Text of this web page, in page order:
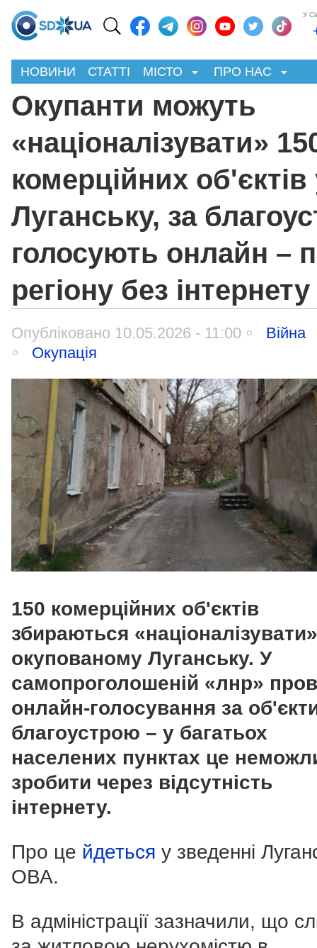
У
НОВИНИ СТАТТІ МІСТО ПРО НАС
Окупанти можуть
«націоналізувати»
комерційних об'єктів
Луганську, за
голосують онлайн –
регіону без інтернету
Опубліковано 10.05.2026 - 11:00
Війна
Окупація
150 комерційних об'єктів
збираються «націоналізувати»
окупованому Луганську. У
самопроголошеній «лнр»
онлайн-голосування за
благоустрою – у багатьох
населених пунктах це
зробити через відсутність
інтернету.
Про це йдеться у зведенні
ОВА.
В адміністрації зазначили, що